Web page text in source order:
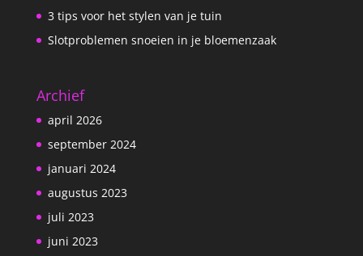
3 tips voor het stylen van je tuin
Slotproblemen snoeien in je bloemenzaak
Archief
april 2026
september 2024
januari 2024
augustus 2023
juli 2023
juni 2023